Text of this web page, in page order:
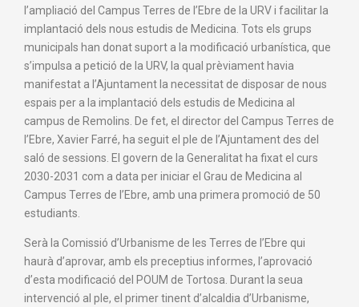
l’ampliació del Campus Terres de l’Ebre de la URV i facilitar la
implantació dels nous estudis de Medicina. Tots els grups
municipals han donat suport a la modificació urbanística, que
s’impulsa a petició de la URV, la qual prèviament havia
manifestat a l’Ajuntament la necessitat de disposar de nous
espais per a la implantació dels estudis de Medicina al
campus de Remolins. De fet, el director del Campus Terres de
l’Ebre, Xavier Farré, ha seguit el ple de l’Ajuntament des del
saló de sessions. El govern de la Generalitat ha fixat el curs
2030-2031 com a data per iniciar el Grau de Medicina al
Campus Terres de l’Ebre, amb una primera promoció de 50
estudiants.
Serà la Comissió d’Urbanisme de les Terres de l’Ebre qui
haurà d’aprovar, amb els preceptius informes, l’aprovació
d’esta modificació del POUM de Tortosa. Durant la seua
intervenció al ple, el primer tinent d’alcaldia d’Urbanisme,